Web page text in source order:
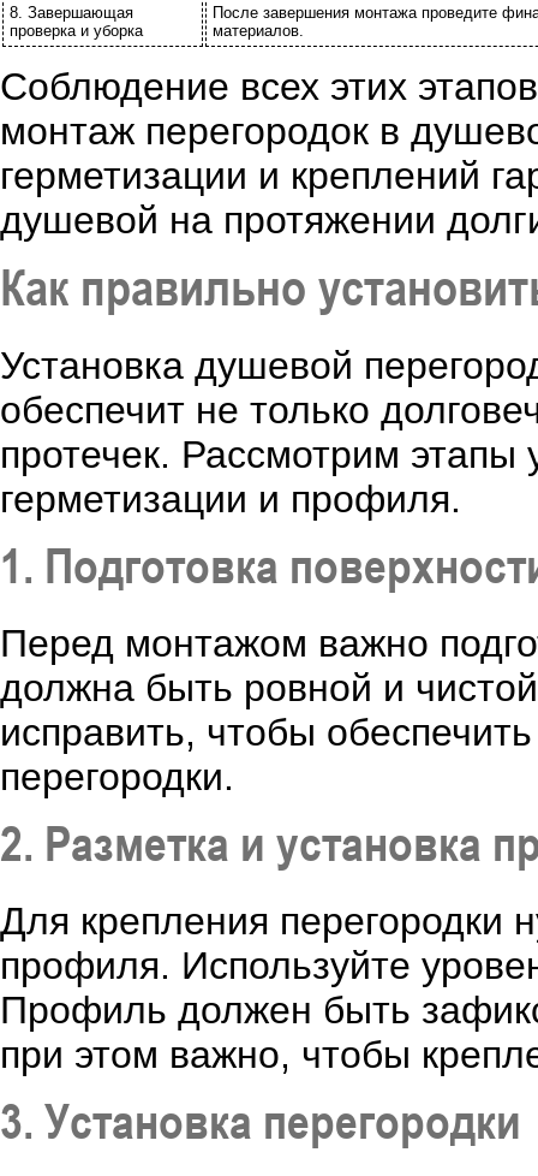
8. Завершающая
проверка и уборка
После завершения монтажа проведите
материалов.
Соблюдение всех этих
монтаж перегородок в
герметизации и креплений
душевой на протяжении
Как правильно
Установка душевой
обеспечит не только
протечек. Рассмотрим этапы
герметизации и профиля.
1. Подготовка
Перед монтажом важно
должна быть ровной и
исправить, чтобы
перегородки.
2. Разметка и установка
Для крепления перегородки
профиля. Используйте
Профиль должен быть
при этом важно, чтобы
3. Установка перегородки